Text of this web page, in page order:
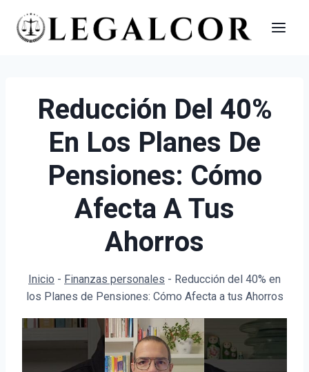
Saltar
Reducción Del 40%
En Los Planes De
Pensiones: Cómo
Afecta A Tus
Ahorros
Inicio - Finanzas personales - Reducción del 40% en
los Planes de Pensiones: Cómo Afecta a tus Ahorros